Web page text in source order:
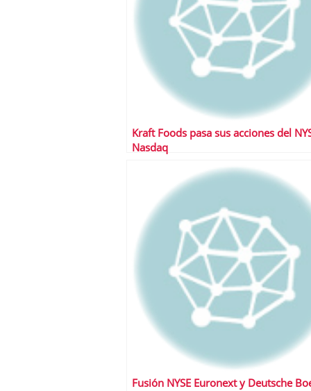
Kraft Foods pasa sus acciones del
Nasdaq
Fusión NYSE Euronext y Deutsche